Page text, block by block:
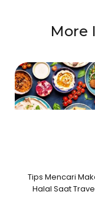
More
Tips Mencari
Halal Saat